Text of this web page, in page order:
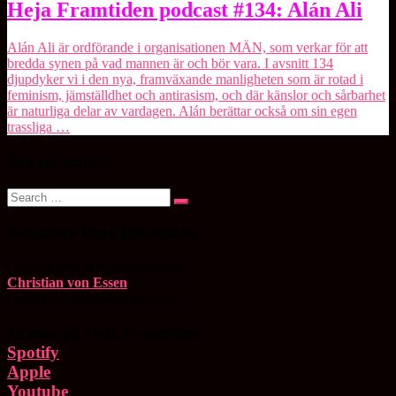
Heja
Framtiden
#134:
Alán
Ali
Heja Framtiden podcast #134: Alán Ali
Alán Ali är ordförande i organisationen MÄN, som verkar för att
bredda synen på vad mannen är och bör vara. I avsnitt 134
djupdyker vi i den nya, framväxande manligheten som är rotad i
feminism, jämställdhet och antirasism, och där känslor och sårbarhet
är naturliga delar av vardagen. Alán berättar också om sin egen
trassliga …
Search
for:
Search
Christian von Essen
Spotify
Apple
Youtube